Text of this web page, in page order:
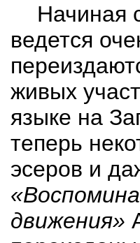
Начиная
ведется
живых
языке на
теперь
эсеров и
движения»